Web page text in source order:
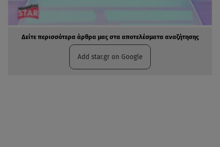
Δείτε περισσότερα άρθρα μας στα αποτελέσματα αναζήτησης
Add star.gr on Google